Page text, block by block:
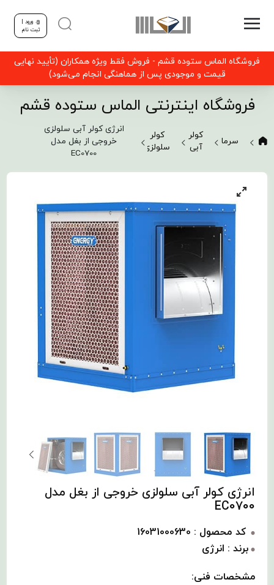
ورود |
ثبت نام
فروشگاه الماس ستوده قشم - فروش فقط ویژه همکاران (تأیید نهایی
قیمت و موجودی پس از هماهنگی انجام می‌شود)
فروشگاه اینترنتی الماس ستوده قشم
سرمایشی
کولر
آبی
کولر
سلولزی
انرژی کولر آبی سلولزی
خروجی از بغل مدل
EC0700
انرژی کولر آبی سلولزی خروجی از بغل مدل
EC0700
کد محصول : 16031000630
برند : انرژی
مشخصات فنی: